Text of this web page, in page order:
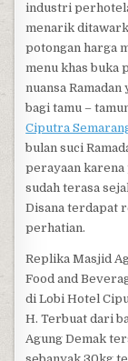
industri
menarik
potongan harga
menu khas buka
nuansa
bagi tamu –
Ciputra
bulan suci
perayaan karena
sudah terasa
Disana terdapat
perhatian.
Replika Masjid
Food and
di Lobi Hotel
H. Terbuat dari
Agung Demak